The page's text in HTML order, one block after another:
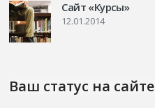
Сайт «Курсы»
12.01.2014
Ваш статус на сайте